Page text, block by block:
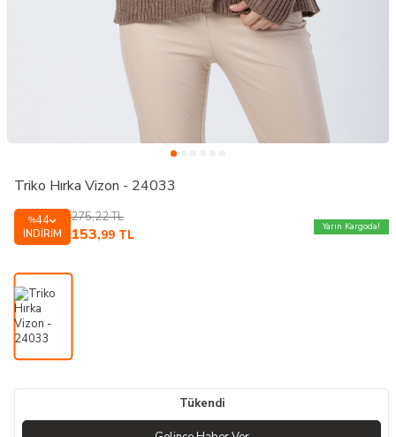
Triko Hırka Vizon - 24033
%44
İNDIRIM
275,22TL
153,99 TL
Yarın Kargoda!
Tükendi